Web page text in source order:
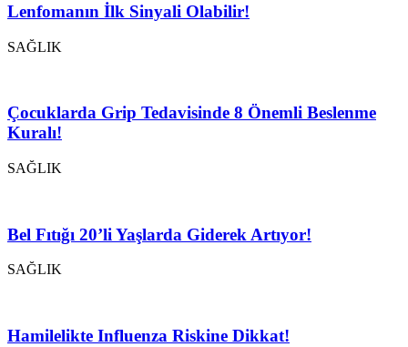
Lenfomanın İlk Sinyali Olabilir!
SAĞLIK
Çocuklarda Grip Tedavisinde 8 Önemli Beslenme
Kuralı!
SAĞLIK
Bel Fıtığı 20’li Yaşlarda Giderek Artıyor!
SAĞLIK
Hamilelikte Influenza Riskine Dikkat!